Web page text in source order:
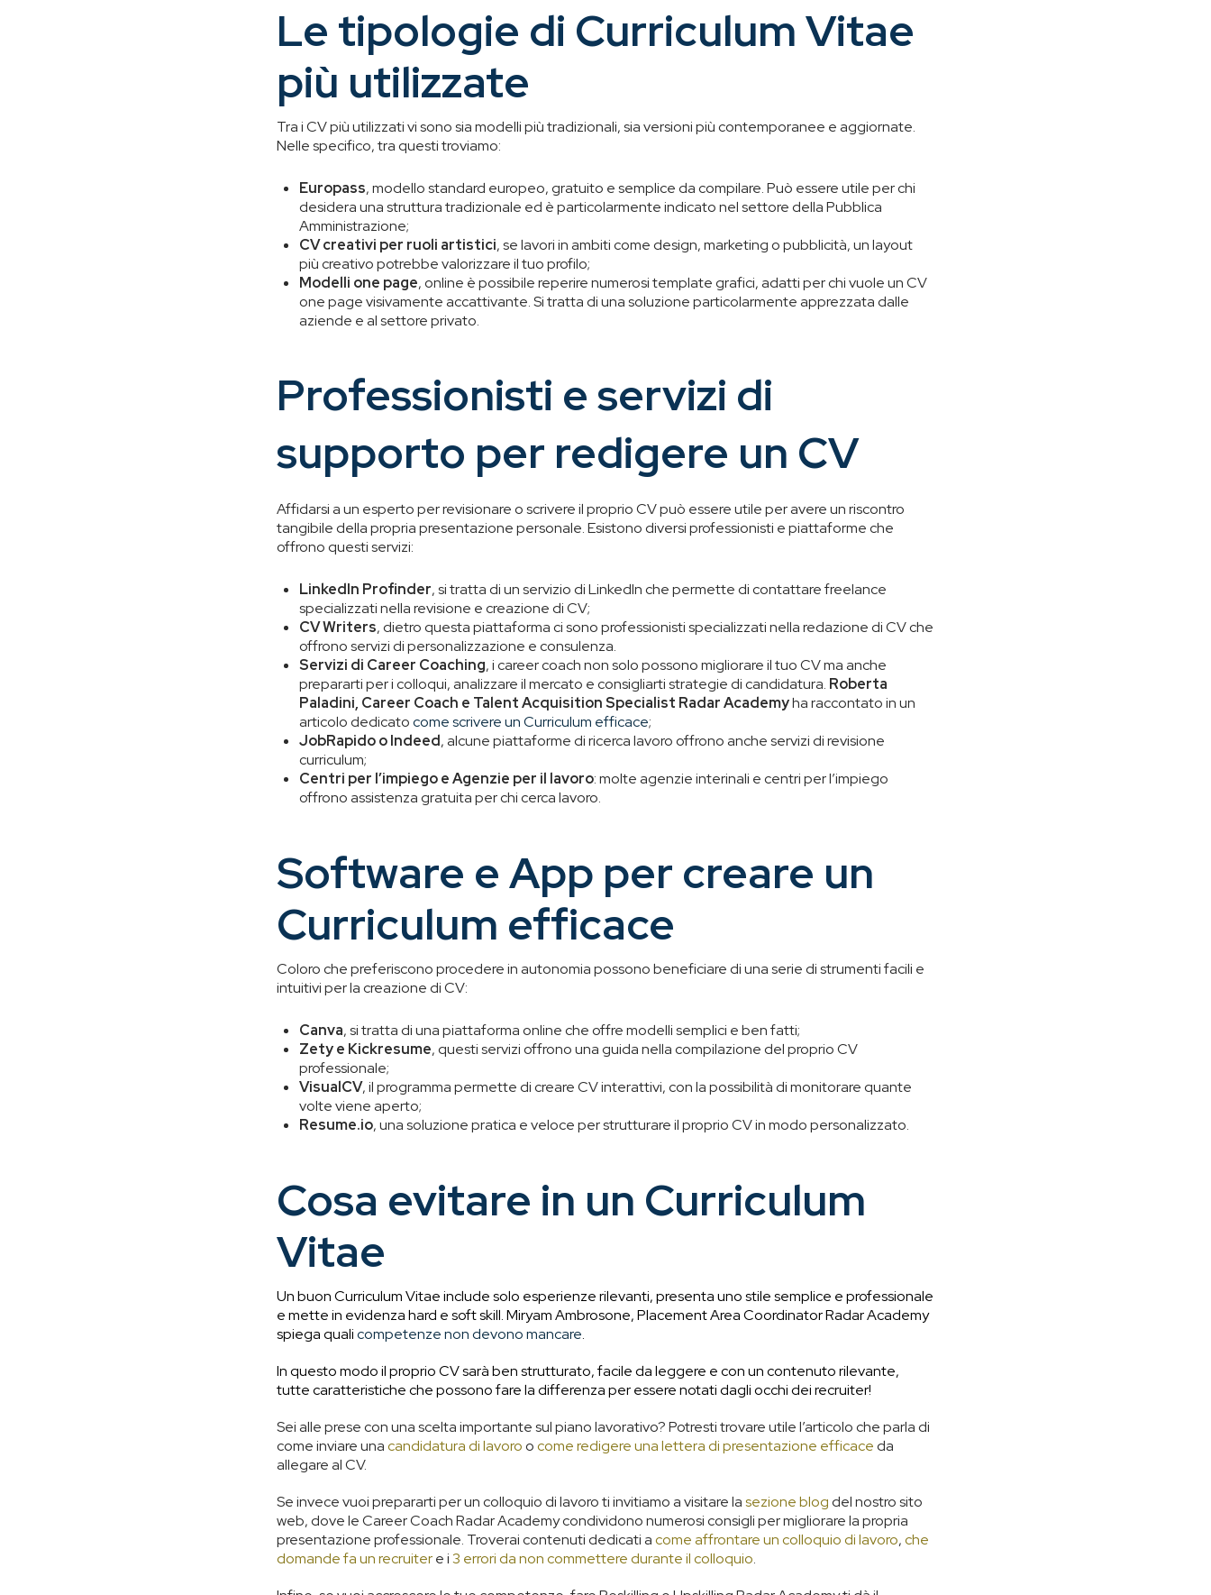
Le tipologie di Curriculum Vitae
più utilizzate
Tra i CV più utilizzati vi sono sia modelli più tradizionali, sia versioni più contemporanee e aggiornate.
Nelle specifico, tra questi troviamo:
Europass, modello standard europeo, gratuito e semplice da compilare. Può essere utile per chi
desidera una struttura tradizionale ed è particolarmente indicato nel settore della Pubblica
Amministrazione;
CV creativi per ruoli artistici, se lavori in ambiti come design, marketing o pubblicità, un layout
più creativo potrebbe valorizzare il tuo profilo;
Modelli one page, online è possibile reperire numerosi template grafici, adatti per chi vuole un CV
one page visivamente accattivante. Si tratta di una soluzione particolarmente apprezzata dalle
aziende e al settore privato.
Professionisti e servizi di
supporto per redigere un CV
Affidarsi a un esperto per revisionare o scrivere il proprio CV può essere utile per avere un riscontro
tangibile della propria presentazione personale. Esistono diversi professionisti e piattaforme che
offrono questi servizi:
LinkedIn Profinder, si tratta di un servizio di LinkedIn che permette di contattare freelance
specializzati nella revisione e creazione di CV;
CV Writers, dietro questa piattaforma ci sono professionisti specializzati nella redazione di CV che
offrono servizi di personalizzazione e consulenza.
Servizi di Career Coaching, i career coach non solo possono migliorare il tuo CV ma anche
prepararti per i colloqui, analizzare il mercato e consigliarti strategie di candidatura. Roberta
Paladini, Career Coach e Talent Acquisition Specialist Radar Academyha raccontato in un
articolo dedicatocome scrivere un Curriculum efficace;
JobRapido o Indeed, alcune piattaforme di ricerca lavoro offrono anche servizi di revisione
curriculum;
Centri per l’impiego e Agenzie per il lavoro: molte agenzie interinali e centri per l’impiego
offrono assistenza gratuita per chi cerca lavoro.
Software e App per creare un
Curriculum efficace
Coloro che preferiscono procedere in autonomia possono beneficiare di una serie di strumenti facili e
intuitivi per la creazione di CV:
Canva, si tratta di una piattaforma online che offre modelli semplici e ben fatti;
Zety e Kickresume, questi servizi offrono una guida nella compilazione del proprio CV
professionale;
VisualCV, il programma permette di creare CV interattivi, con la possibilità di monitorare quante
volte viene aperto;
Resume.io, una soluzione pratica e veloce per strutturare il proprio CV in modo personalizzato.
Cosa evitare in un Curriculum
Vitae
Un buon Curriculum Vitae include solo esperienze rilevanti, presenta unostile semplice e professionale
e mette in evidenza hard e soft skill. Miryam Ambrosone, Placement Area Coordinator Radar Academy
spiega qualicompetenze non devono mancare.
In questo modo il proprio CV sarà ben strutturato, facile da leggere e con un contenuto rilevante,
tutte caratteristiche che possono fare la differenza per essere notati dagli occhi dei recruiter!
Sei alle prese con una scelta importante sul piano lavorativo? Potresti trovare utile l’articolo che parla di
come inviare unacandidatura di lavoroocome redigere una lettera di presentazione efficace da
allegare al CV.
Se invece vuoi prepararti per un colloquio di lavoro ti invitiamo a visitare lasezione blog del nostro sito
web, dove le Career Coach Radar Academy condividono numerosi consigli per migliorare la propria
presentazione professionale. Troverai contenuti dedicati acome affrontare un colloquio di lavoro,che
domande fa un recruitere i3 errori da non commettere durante il colloquio.